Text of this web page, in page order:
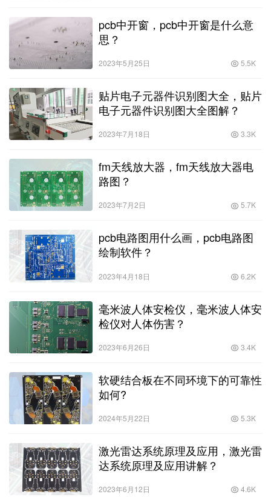
pcb中开窗，pcb中开窗是什么意
思？
2023年5月25日 5.5K
贴片电子元器件识别图大全，贴片
电子元器件识别图大全图解？
2023年7月18日 3.3K
fm天线放大器，fm天线放大器电
路图？
2023年7月2日 5.7K
pcb电路图用什么画，pcb电路图
绘制软件？
2023年4月18日 6.2K
毫米波人体安检仪，毫米波人体安
检仪对人体伤害？
2023年6月26日 3.4K
软硬结合板在不同环境下的可靠性
如何?
2024年5月22日 5.3K
激光雷达系统原理及应用，激光雷
达系统原理及应用讲解？
2023年6月12日 4.6K